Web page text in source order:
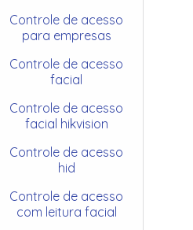
Controle de acesso
para empresas
Controle de acesso
facial
Controle de acesso
facial hikvision
Controle de acesso
hid
Controle de acesso
com leitura facial